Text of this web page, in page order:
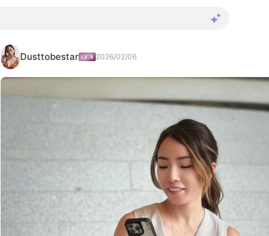
Dusttobestar 2026/02/06